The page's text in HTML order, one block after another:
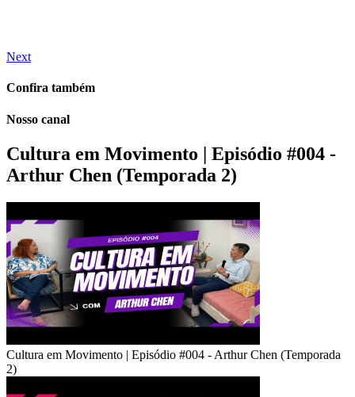
Next
Confira também
Nosso canal
Cultura em Movimento | Episódio #004 -
Arthur Chen (Temporada 2)
Cultura em Movimento | Episódio #004 - Arthur Chen (Temporada
2)